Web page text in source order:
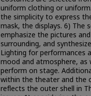
uniform clothing or
the simplicity to express
mask, the displays. 6) The
emphasize the pictures
surrounding, and
Lighting for performances
mood and atmosphere, as
perform on stage.
within the theater and the
reflects the outer shell in